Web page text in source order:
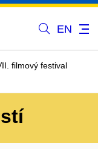
EN
filmový festival